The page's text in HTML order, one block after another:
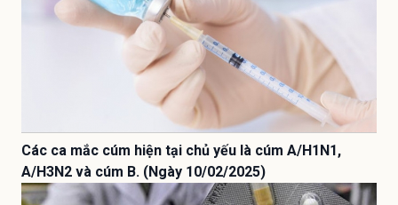
Các ca mắc cúm hiện tại chủ yếu là cúm A/H1N1,
A/H3N2 và cúm B. (Ngày 10/02/2025)